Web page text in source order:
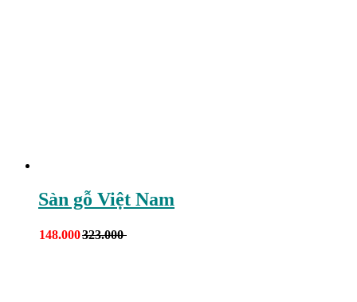
Sàn gỗ Việt Nam
148.000323.000